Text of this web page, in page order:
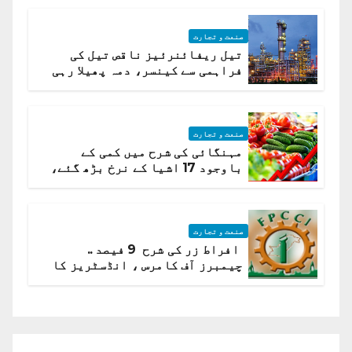
صنعت و تجارت
تیل ریفائنرئیز ناقص تیل کی
فراہمی سے کینسر، دمہ پھیلا رہی
صنعت و تجارت
مہنگائی کی شرح میں کمی کے
باوجود 17 اشیا کے نرخ بڑھ گئے،
صنعت و تجارت
افراط زر کی شرح 9 فیصد ..
چیمبرز آف کامرس ، انڈسٹریز کا